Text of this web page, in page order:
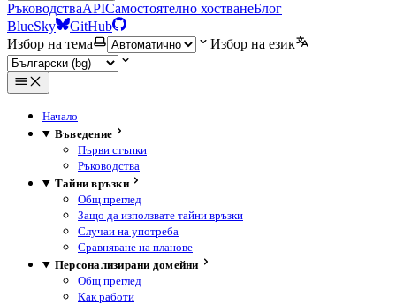
РъководстваAPIСамостоятелно хостванеБлог
BlueSky
GitHub
Избор на тема
Избор на език
Начало
Въведение
Първи стъпки
Ръководства
Тайни връзки
Общ преглед
Защо да използвате тайни връзки
Случаи на употреба
Сравняване на планове
Персонализирани домейни
Общ преглед
Как работи